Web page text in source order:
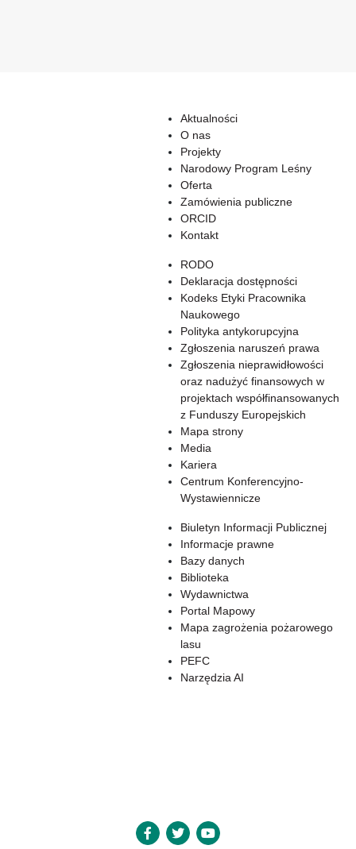
Aktualności
O nas
Projekty
Narodowy Program Leśny
Oferta
Zamówienia publiczne
ORCID
Kontakt
RODO
Deklaracja dostępności
Kodeks Etyki Pracownika
Naukowego
Polityka antykorupcyjna
Zgłoszenia naruszeń prawa
Zgłoszenia nieprawidłowości
oraz nadużyć finansowych w
projektach współfinansowanych
z Funduszy Europejskich
Mapa strony
Media
Kariera
Centrum Konferencyjno-
Wystawiennicze
Biuletyn Informacji Publicznej
Informacje prawne
Bazy danych
Biblioteka
Wydawnictwa
Portal Mapowy
Mapa zagrożenia pożarowego
lasu
PEFC
Narzędzia AI